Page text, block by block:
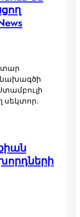
նախագծի
սեկտոր.